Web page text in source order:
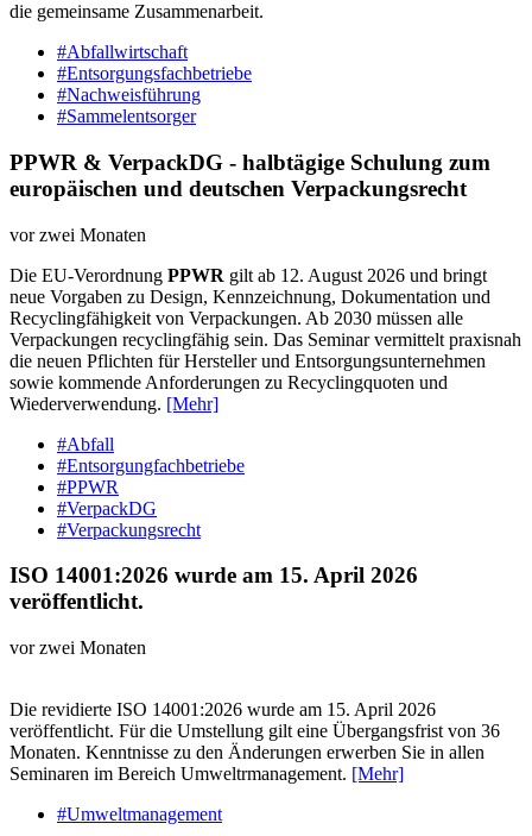
die gemeinsame Zusammenarbeit.
#Abfallwirtschaft
#Entsorgungsfachbetriebe
#Nachweisführung
#Sammelentsorger
PPWR & VerpackDG - halbtägige Schulung zum
europäischen und deutschen Verpackungsrecht
vor zwei Monaten
Die EU-Verordnung PPWR gilt ab 12. August 2026 und bringt
neue Vorgaben zu Design, Kennzeichnung, Dokumentation und
Recyclingfähigkeit von Verpackungen. Ab 2030 müssen alle
Verpackungen recyclingfähig sein. Das Seminar vermittelt praxisnah
die neuen Pflichten für Hersteller und Entsorgungsunternehmen
sowie kommende Anforderungen zu Recyclingquoten und
Wiederverwendung. [Mehr]
#Abfall
#Entsorgungfachbetriebe
#PPWR
#VerpackDG
#Verpackungsrecht
ISO 14001:2026 wurde am 15. April 2026
veröffentlicht.
vor zwei Monaten
Die revidierte ISO 14001:2026 wurde am 15. April 2026
veröffentlicht. Für die Umstellung gilt eine Übergangsfrist von 36
Monaten. Kenntnisse zu den Änderungen erwerben Sie in allen
Seminaren im Bereich Umweltrmanagement. [Mehr]
#Umweltmanagement